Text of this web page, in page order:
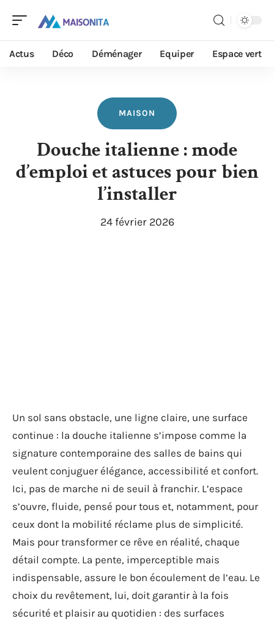
Actus Déco Déménager Equiper Espace vert
MAISON
Douche italienne : mode
d’emploi et astuces pour bien
l’installer
24 février 2026
Un sol sans obstacle, une ligne claire, une surface
continue : la douche italienne s’impose comme la
signature contemporaine des salles de bains qui
veulent conjuguer élégance, accessibilité et confort.
Ici, pas de marche ni de seuil à franchir. L’espace
s’ouvre, fluide, pensé pour tous et, notamment, pour
ceux dont la mobilité réclame plus de simplicité.
Mais pour transformer ce rêve en réalité, chaque
détail compte. La pente, imperceptible mais
indispensable, assure le bon écoulement de l’eau. Le
choix du revêtement, lui, doit garantir à la fois
sécurité et plaisir au quotidien : des surfaces